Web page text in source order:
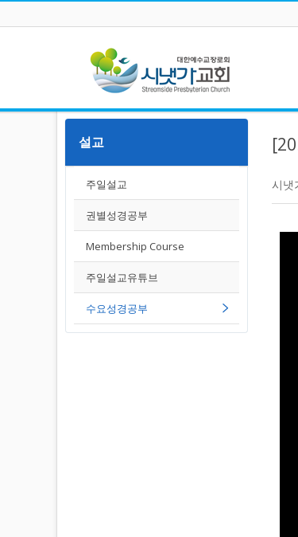
설교
주일설교
권별성경공부
Membership Course
주일설교유튜브
수요성경공부
시냇